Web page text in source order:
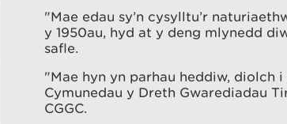
"Mae edau sy’n cysylltu’r
y 1950au, hyd at y deng mlynedd
safle.
"Mae hyn yn parhau heddiw, diolch
Cymunedau y Dreth Gwarediadau
CGGC.